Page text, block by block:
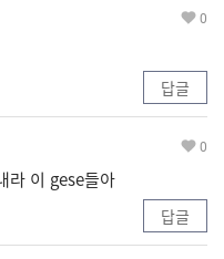
0
답글
0
라 이 gese들아
답글